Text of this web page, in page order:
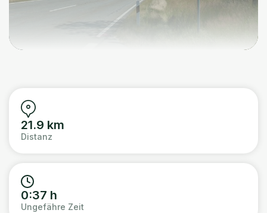
21.9 km
Distanz
0:37 h
Ungefähre Zeit